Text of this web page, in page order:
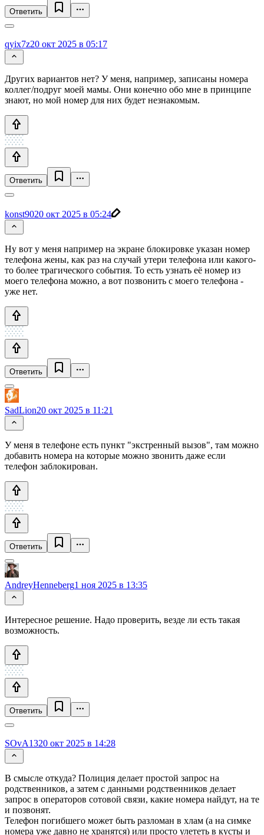
Ответить
qyix7z20 окт 2025 в 05:17
Других вариантов нет? У меня, например, записаны номера
коллег/подруг моей мамы. Они конечно обо мне в принципе
знают, но мой номер для них будет незнакомым.
Ответить
konst9020 окт 2025 в 05:24
Ну вот у меня например на экране блокировке указан номер
телефона жены, как раз на случай утери телефона или какого-
то более трагического события. То есть узнать её номер из
моего телефона можно, а вот позвонить с моего телефона -
уже нет.
Ответить
SadLion20 окт 2025 в 11:21
У меня в телефоне есть пункт "экстренный вызов", там можно
добавить номера на которые можно звонить даже если
телефон заблокирован.
Ответить
AndreyHenneberg1 ноя 2025 в 13:35
Интересное решение. Надо проверить, везде ли есть такая
возможность.
Ответить
SOvA1320 окт 2025 в 14:28
В смысле откуда? Полиция делает простой запрос на
родственников, а затем с данными родственников делает
запрос в операторов сотовой связи, какие номера найдут, на те
и позвонят.
Телефон погибшего может быть разломан в хлам (а на симке
номера уже давно не хранятся) или просто улететь в кусты и